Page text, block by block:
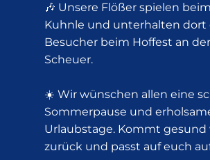
🎶 Unsere Flößer spielen
Kuhnle und unterhalten dort
Besucher beim Hoffest an
Scheuer.
☀️ Wir wünschen allen eine
Sommerpause und
Urlaubstage. Kommt gesund
zurück und passt auf euch